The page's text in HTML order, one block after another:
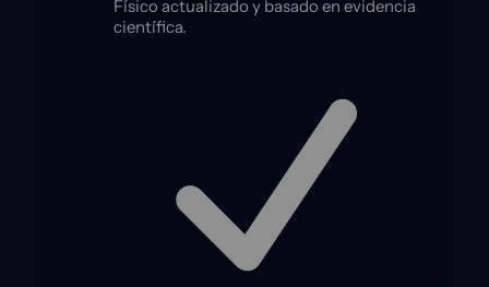
Físico actualizado y basado en evidencia
científica.